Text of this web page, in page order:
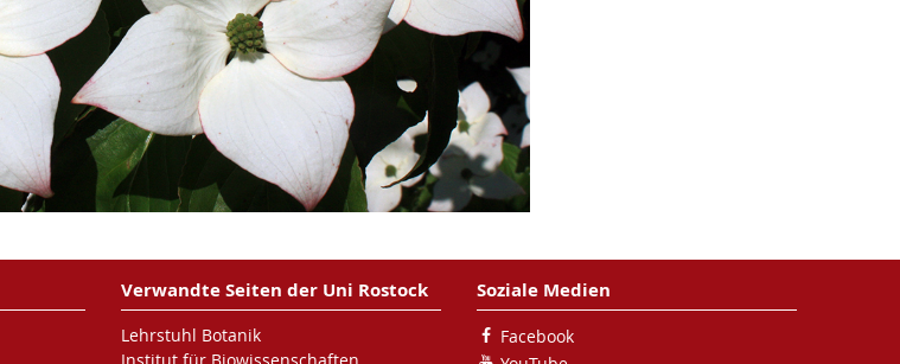
Verwandte Seiten der Uni Rostock
Lehrstuhl Botanik
Institut für Biowissenschaften
Soziale Medien
Facebook